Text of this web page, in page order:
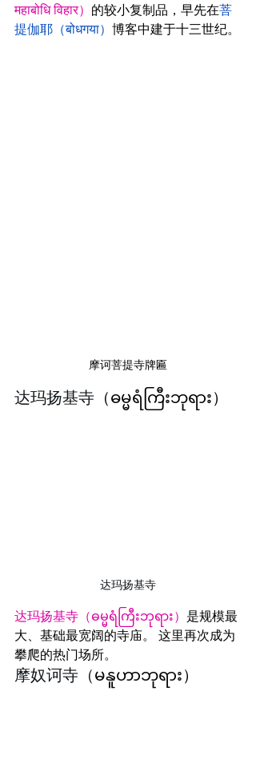
महाबोधि विहार） 的较小复制品，早先在菩
提伽耶（बोधगया） 博客中建于十三世纪。
摩诃菩提寺牌匾
达玛扬基寺 （ဓမ္မရံကြီးဘုရား）
达玛扬基寺
达玛扬基寺（ဓမ္မရံကြီးဘုရား） 是规模最
大、基础最宽阔的寺庙。 这里再次成为
攀爬的热门场所。
摩奴诃寺（မနူဟာဘုရား）